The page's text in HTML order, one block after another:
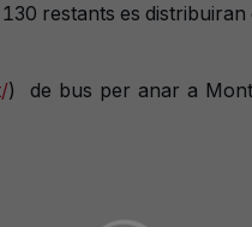
restants es
)
de bus per anar a